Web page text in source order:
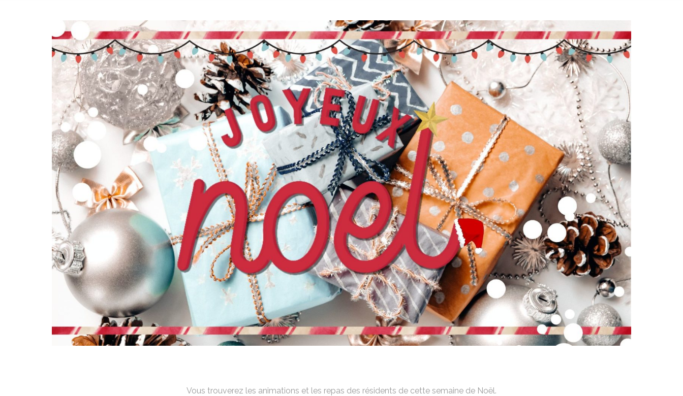
Vous trouverez les animations et les repas des résidents de cette semaine de Noël.